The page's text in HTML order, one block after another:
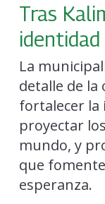
Tras
La
detalle de la
fortalecer la
proyectar
mundo, y
que
esperanza.